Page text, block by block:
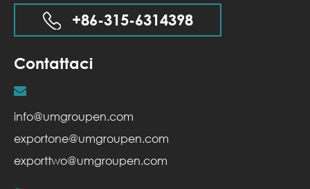
+86-315-6314398
Contattaci
info@umgroupen.com
exportone@umgroupen.com
exporttwo@umgroupen.com